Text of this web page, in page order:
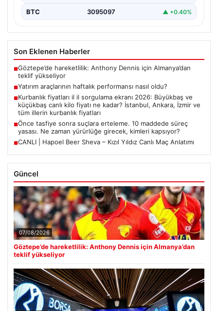
BTC 3095097 ▲ +0.40%
Son Eklenen Haberler
■Göztepe’de hareketlilik: Anthony Dennis için Almanya’dan
teklif yükseliyor
■Yatırım araçlarının haftalık performansı nasıl oldu?
■Kurbanlık fiyatları il il sorgulama ekranı 2026: Büyükbaş ve
küçükbaş canlı kilo fiyatı ne kadar? İstanbul, Ankara, İzmir ve
tüm illerin kurbanlık fiyatları
■Önce tasfiye sonra suçlara erteleme. 10 maddede süreç
yasası. Ne zaman yürürlüğe girecek, kimleri kapsıyor?
■CANLI | Hapoel Beer Sheva – Kızıl Yıldız Canlı Maç Anlatımı
Güncel
07/08/2026
Göztepe’de hareketlilik: Anthony Dennis için Almanya’dan
teklif yükseliyor